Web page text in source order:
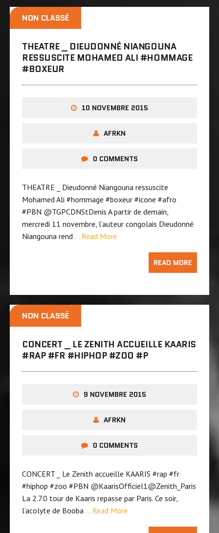
NON CLASSÉ
THEATRE _ DIEUDONNÉ NIANGOUNA
RESSUSCITE MOHAMED ALI ‪#‎HOMMAGE‬
‪#‎BOXEUR
10 NOVEMBRE 2015
AFRKN
0 COMMENTS
THEATRE _ Dieudonné Niangouna ressuscite
Mohamed Ali ‪#‎hommage‬ ‪#‎boxeur‬ ‪#‎icone‬ ‪#‎afro‬
‪#‎PBN‬ @TGPCDNStDenis A partir de demain,
mercredi 11 novembre, l’auteur congolais Dieudonné
Niangouna rend … Read More
READ MORE
NON CLASSÉ
CONCERT _ LE ZENITH ACCUEILLE KAARIS
‪#‎RAP‬ ‪#‎FR‬ ‪#‎HIPHOP‬ ‪#‎ZOO‬ ‪#‎P
9 NOVEMBRE 2015
AFRKN
0 COMMENTS
CONCERT _ Le Zenith accueille KAARIS ‪#‎rap‬ ‪#‎fr‬
‪#‎hiphop‬ ‪#‎zoo‬ ‪#‎PBN‬ @KaarisOfficiel1@Zenith_Paris
La 2.7.0 tour de Kaaris repasse par Paris. Ce soir,
l’acolyte de Booba … Read More